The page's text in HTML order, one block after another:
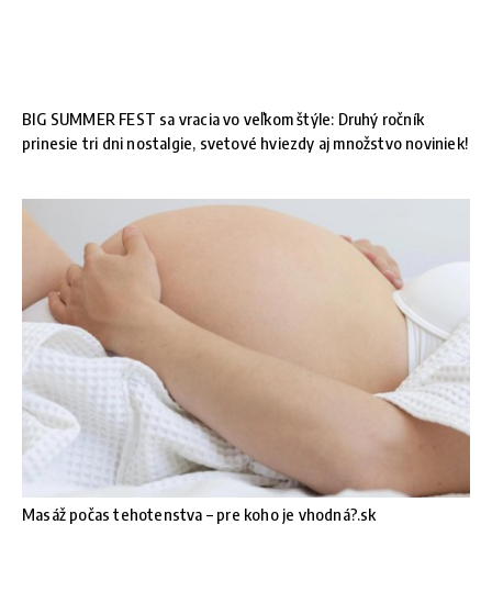
BIG SUMMER FEST sa vracia vo veľkom štýle: Druhý ročník
prinesie tri dni nostalgie, svetové hviezdy aj množstvo noviniek!
Masáž počas tehotenstva – pre koho je vhodná?.sk